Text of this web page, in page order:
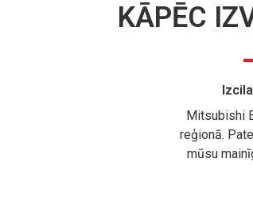
KĀPĒC
Mitsubishi
reģionā.
mūsu